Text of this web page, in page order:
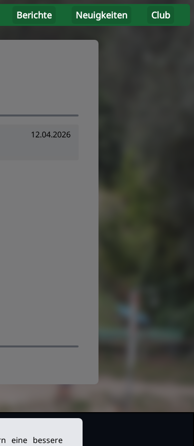
Berichte Neuigkeiten Club
12.04.2026
eine bessere